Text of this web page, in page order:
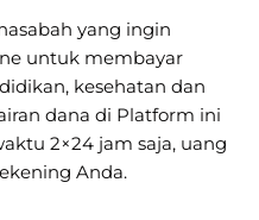
yang ingin
untuk membayar
kesehatan dan
dana di Platform ini
2×24 jam saja, uang
Anda.